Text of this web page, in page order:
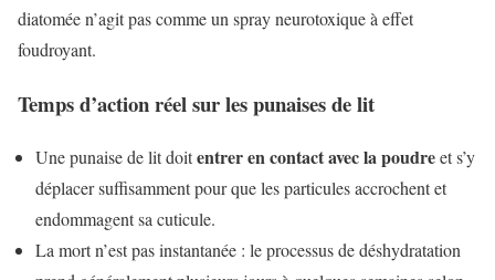
diatomée n’agit pas comme un spray neurotoxique à effet
foudroyant.
Temps d’action réel sur les punaises de lit
Une punaise de lit doitentrer en contact avec la poudreet s’y
déplacer suffisamment pour que les particules accrochent et
endommagent sa cuticule.
La mort n’est pas instantanée : le processus de déshydratation